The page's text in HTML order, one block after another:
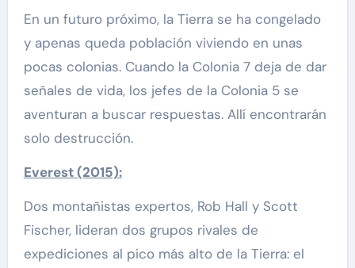
En un futuro próximo, la Tierra se ha congelado
y apenas queda población viviendo en unas
pocas colonias. Cuando la Colonia 7 deja de dar
señales de vida, los jefes de la Colonia 5 se
aventuran a buscar respuestas. Allí encontrarán
solo destrucción.
Everest (2015):
Dos montañistas expertos, Rob Hall y Scott
Fischer, lideran dos grupos rivales de
expediciones al pico más alto de la Tierra: el